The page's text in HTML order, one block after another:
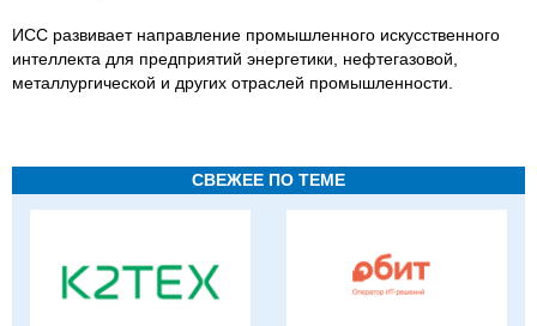
ИСС развивает направление промышленного искусственного
интеллекта для предприятий энергетики, нефтегазовой,
металлургической и других отраслей промышленности.
СВЕЖЕЕ ПО ТЕМЕ